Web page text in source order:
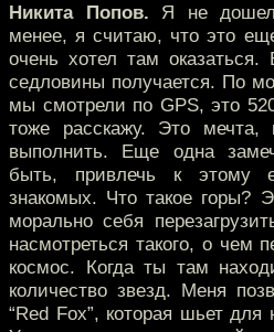
Никита Попов. Я не
менее, я считаю, что это
очень хотел там
седловины получается. По
мы смотрели по GPS, это
тоже расскажу. Это мечта,
выполнить. Еще одна
быть, привлечь к этому
знакомых. Что такое горы?
морально себя
насмотреться такого, о чем
космос. Когда ты там
количество звезд. Меня
“Red Fox”, которая шьет